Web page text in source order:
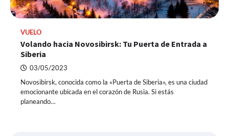
VUELO
Volando hacia Novosibirsk: Tu Puerta de Entrada a
Siberia
03/05/2023
Novosibirsk, conocida como la «Puerta de Siberia», es una ciudad
emocionante ubicada en el corazón de Rusia. Si estás
planeando…